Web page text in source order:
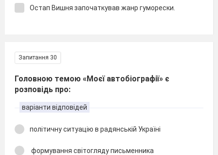
Остап Вишня започаткував жанр гуморески.
Запитання 30
Головною темою «Моєї автобіографії» є
розповідь про:
варіанти відповідей
політичну ситуацію в радянській Україні
формування світогляду письменника